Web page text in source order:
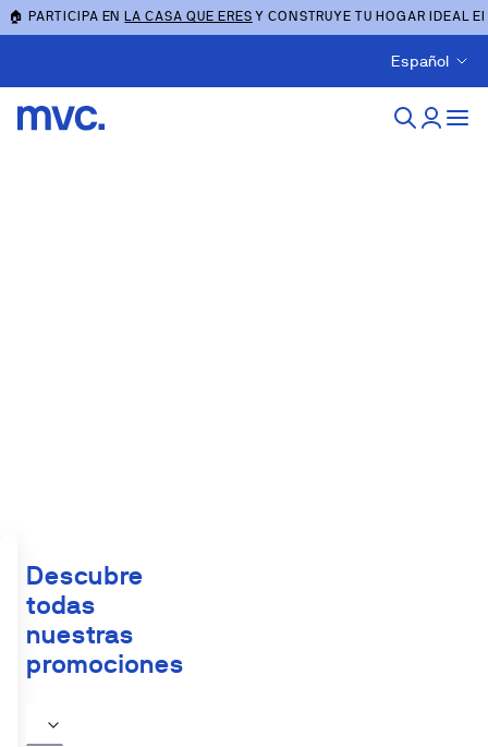
🏠 PARTICIPA ENLA CASA QUE ERES Y CONSTRUYE TU HOGAR IDEAL
Español
Descubre
todas
nuestras
promociones